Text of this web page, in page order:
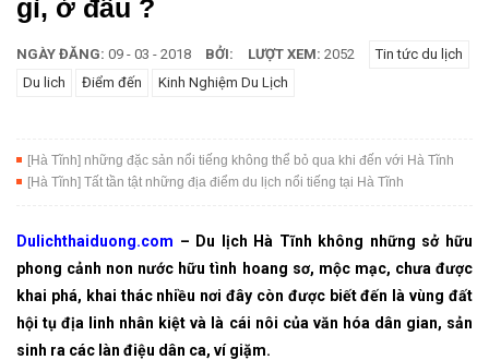
gì, ở đâu ?
NGÀY ĐĂNG: 09 - 03 - 2018 BỞI: LƯỢT XEM: 2052
Tin tức du lịch
Du lich
Điểm đến Kinh Nghiệm Du Lịch
[Hà Tĩnh] những đặc sản nổi tiếng không thể bỏ qua khi đến với Hà Tĩnh
[Hà Tĩnh] Tất tần tật những địa điểm du lịch nổi tiếng tại Hà Tĩnh
Dulichthaiduong.com – Du lịch Hà Tĩnh không những sở hữu
phong cảnh non nước hữu tình hoang sơ, mộc mạc, chưa được
khai phá, khai thác nhiều nơi đây còn được biết đến là vùng đất
hội tụ địa linh nhân kiệt và là cái nôi của văn hóa dân gian, sản
sinh ra các làn điệu dân ca, ví giặm.